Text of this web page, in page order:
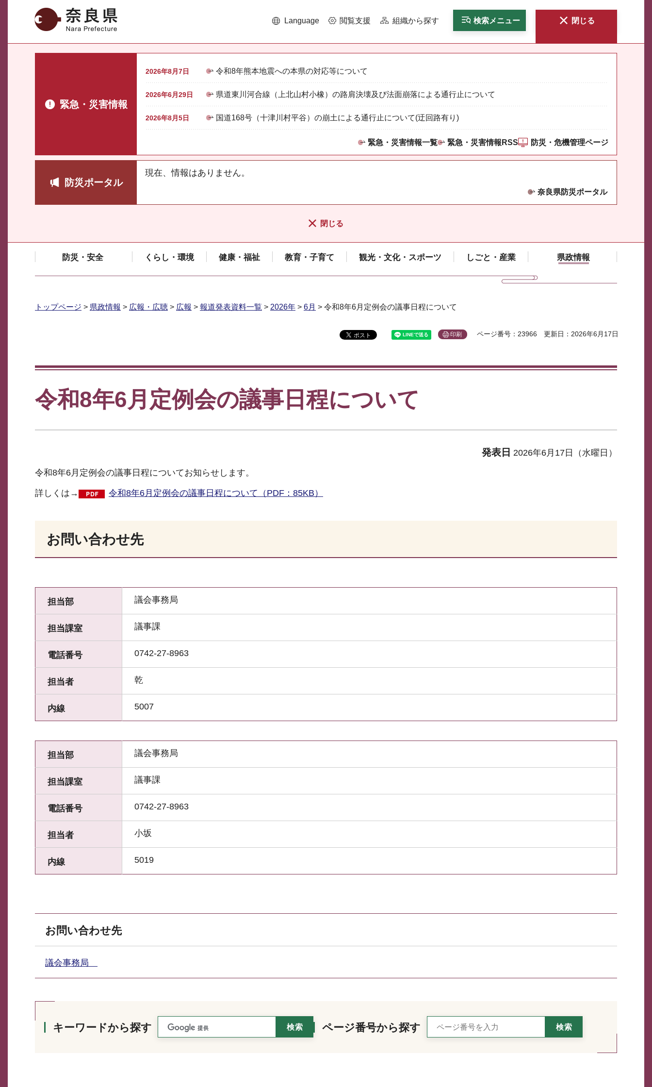
奈良県 Language 閲覧支援 組織から探す 検索メニュー 閉じる
緊急・災害情報
2026年8月7日 令和8年熊本地震への本県の対応等について
2026年6月29日 県道東川河合線（上北山村小橡）の路肩決壊及び法面崩落による通行止について
2026年8月5日 国道168号（十津川村平谷）の崩土による通行止について(迂回路有り)
緊急・災害情報一覧 緊急・災害情報RSS 防災・危機管理ページ
防災ポータル
現在、情報はありません。
奈良県防災ポータル
閉じる
防災・安全 くらし・環境 健康・福祉 教育・子育て 観光・文化・スポーツ しごと・産業 県政情報
トップページ > 県政情報 > 広報・広聴 > 広報 > 報道発表資料一覧 > 2026年 > 6月 > 令和8年6月定例会の議事日程について
印刷 ページ番号：23966 更新日：2026年6月17日
令和8年6月定例会の議事日程について
発表日 2026年6月17日（水曜日）
令和8年6月定例会の議事日程についてお知らせします。
詳しくは→ 令和8年6月定例会の議事日程について（PDF：85KB）
お問い合わせ先
担当部 議会事務局
担当課室 議事課
電話番号 0742-27-8963
担当者 乾
内線 5007
担当部 議会事務局
担当課室 議事課
電話番号 0742-27-8963
担当者 小坂
内線 5019
お問い合わせ先
議会事務局
キーワードから探す ページ番号から探す